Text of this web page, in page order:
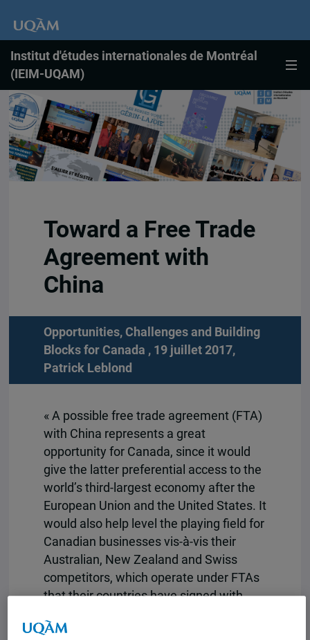
Institut d'études internationales de Montréal
(IEIM-UQAM)
Toward a Free Trade
Agreement with
China
Opportunities, Challenges and Building
Blocks for Canada , 19 juillet 2017,
Patrick Leblond
« A possible free trade agreement (FTA)
with China represents a great
opportunity for Canada, since it would
give the latter preferential access to the
world’s third-largest economy after the
European Union and the United States. It
would also help level the playing field for
Canadian businesses vis-à-vis their
Australian, New Zealand and Swiss
competitors, which operate under FTAs
that their countries have signed with
opportunities and challenges of a